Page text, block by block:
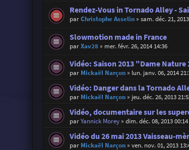
Rendez-Vous in Tornado Alley -
parChristophe Asselin» sam. déc. 21,
Slowmotion made in France
parXav28» mer. févr. 26, 2014 14:36
Vidéo: Saison 2013 "Dame Nature
par Mickaël Narçon» lun. janv. 06, 2014
Vidéo: Danger dans la Tornado
par Mickaël Narçon» jeu. déc. 26, 2013
Vidéo, documentaire sur les
parYannick Morey» dim. déc. 08, 2013 00:14
Vidéo du 26 mai 2013 Vaisseau-
par Mickaël Narçon» ven. nov. 01, 2013